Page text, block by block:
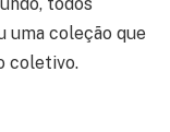
todos
uma coleção que
coletivo.